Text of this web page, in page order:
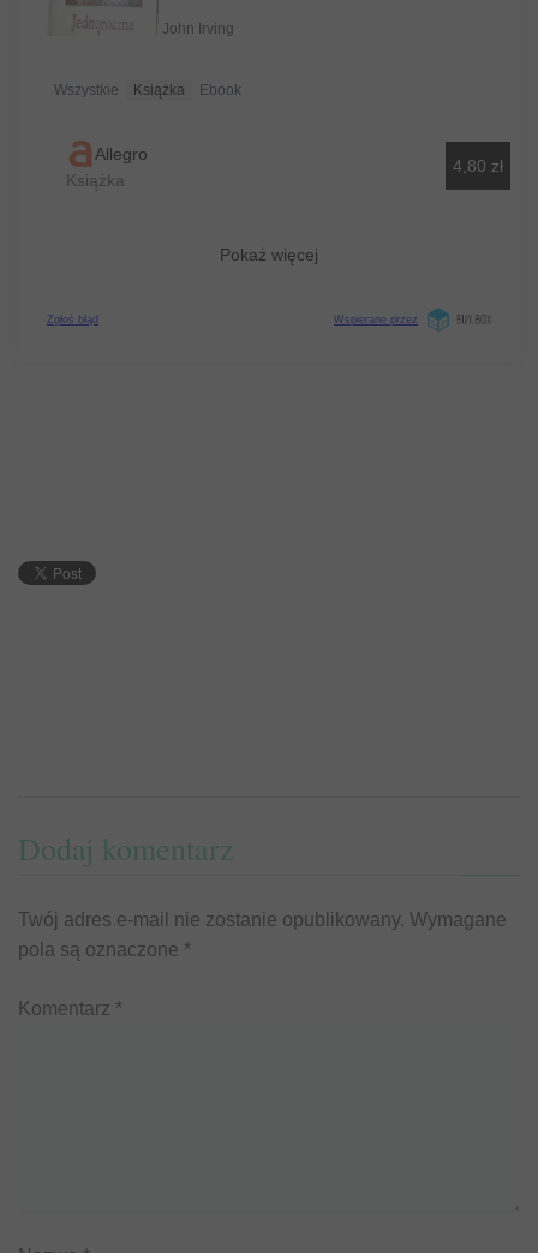
Dodaj komentarz
Twój adres e-mail nie zostanie opublikowany. Wymagane
pola są oznaczone *
Komentarz *